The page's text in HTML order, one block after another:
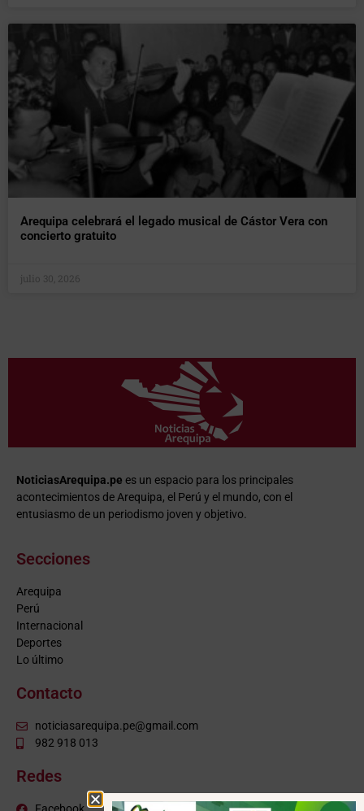
Arequipa celebrará el legado musical de Cástor Vera con
concierto gratuito
julio 30, 2026
NoticiasArequipa.pe es un espacio para los principales
acontecimientos de Arequipa, el Perú y el mundo, con el
entusiasmo de un periodismo joven y objetivo.
Secciones
Arequipa
Perú
Internacional
Deportes
Lo último
Contacto
noticiasarequipa.pe@gmail.com
982 918 013
Redes